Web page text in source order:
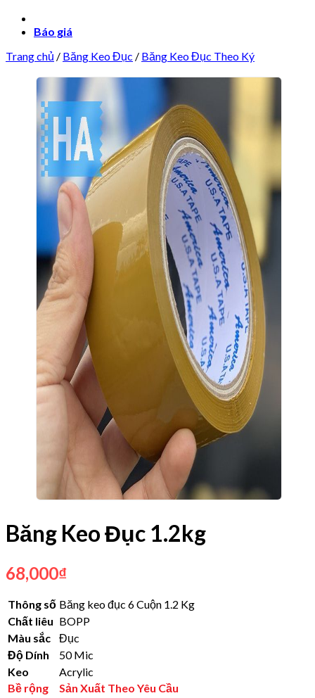
Báo giá
Trang chủ / Băng Keo Đục / Băng Keo Đục Theo Ký
Băng Keo Đục 1.2kg
68,000₫
Thông số Băng keo đục 6 Cuộn 1.2 Kg
Chất liêu BOPP
Màu sắc
Đục
Độ Dính
50 Mic
Keo
Acrylic
Bề rộng
Sản Xuất Theo Yêu Cầu